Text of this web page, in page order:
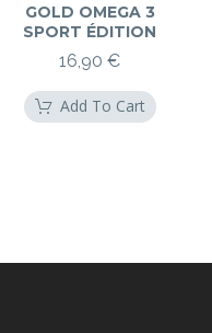
GOLD OMEGA 3
SPORT ÉDITION
16,90 €
Add To Cart